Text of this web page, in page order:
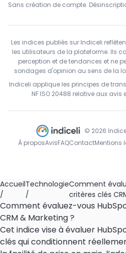
Sans création de compte.
Les indices publiés sur Indiceli
les utilisateurs de la plateforme. Ils
perception et de tendances et ne
sondages d'opinion au sens de la
Indiceli applique les principes de
NF ISO 20488 relative aux avis
© 2026
À proposAvisFAQContactMentions
Accueil
/
Technologie
/
Comment
critères clés
Comment évaluez-vous
CRM & Marketing ?
Cet indice vise à évaluer
clés qui conditionnent